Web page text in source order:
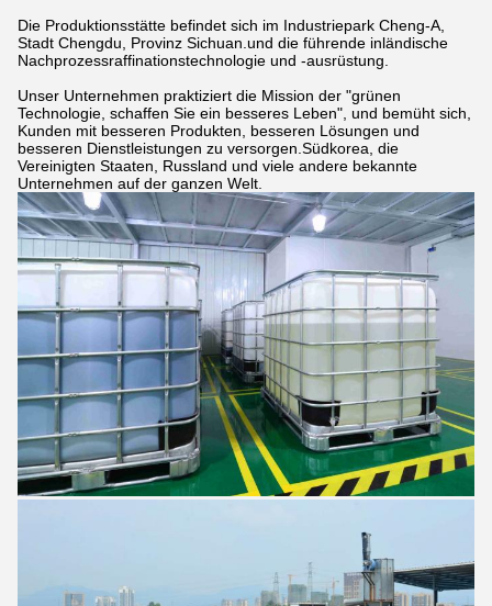
Die Produktionsstätte befindet sich im Industriepark Cheng-A,
Stadt Chengdu, Provinz Sichuan.und die führende inländische
Nachprozessraffinationstechnologie und -ausrüstung.
Unser Unternehmen praktiziert die Mission der "grünen
Technologie, schaffen Sie ein besseres Leben", und bemüht sich,
Kunden mit besseren Produkten, besseren Lösungen und
besseren Dienstleistungen zu versorgen.Südkorea, die
Vereinigten Staaten, Russland und viele andere bekannte
Unternehmen auf der ganzen Welt.